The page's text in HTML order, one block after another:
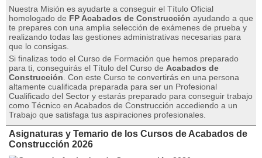
Nuestra Misión es ayudarte a conseguir el Título Oficial
homologado de FP Acabados de Construcción ayudando a que
te prepares con una amplia selección de exámenes de prueba y
realizando todas las gestiones administrativas necesarias para
que lo consigas.
Si finalizas todo el Curso de Formación que hemos preparado
para ti, conseguirás el Título del Curso de Acabados de
Construcción . Con este Curso te convertirás en una persona
altamente cualificada preparada para ser un Profesional
Cualificado del Sector y estarás preparado para conseguir trabajo
como Técnico en Acabados de Construcción accediendo a un
Trabajo que satisfaga tus aspiraciones profesionales.
Asignaturas y Temario de los Cursos de Acabados de
Construcción 2026